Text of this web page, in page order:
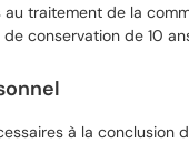
traitement de la
conservation de 10
à la conclusion